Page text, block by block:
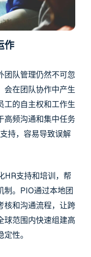
作
团队管理仍然不可忽
会在团队协作中产生
工的自主权和工作生
高频沟通和集中任务
持，容易导致误解
HR支持和培训，帮
制。PIO通过本地团
核和沟通流程，让跨
球范围内快速组建高
性。